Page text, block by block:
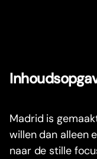
Madrid is
willen dan alleen
naar de stille